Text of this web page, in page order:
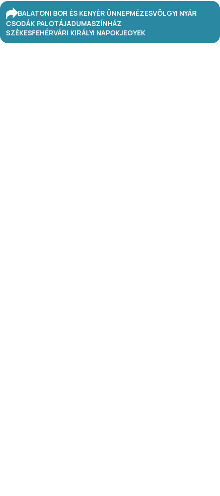
BALATONI BOR ÉS KENYÉR ÜNNEPMÉZESVÖLGYI NYÁR
CSODÁK PALOTÁJADUMASZÍNHÁZ
SZÉKESFEHÉRVÁRI KIRÁLYI NAPOKJEGYEK